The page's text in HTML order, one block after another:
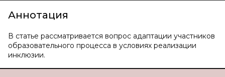
Аннотация
В статье рассматривается вопрос адаптации участников
образовательного процесса в условиях реализации
инклюзии.